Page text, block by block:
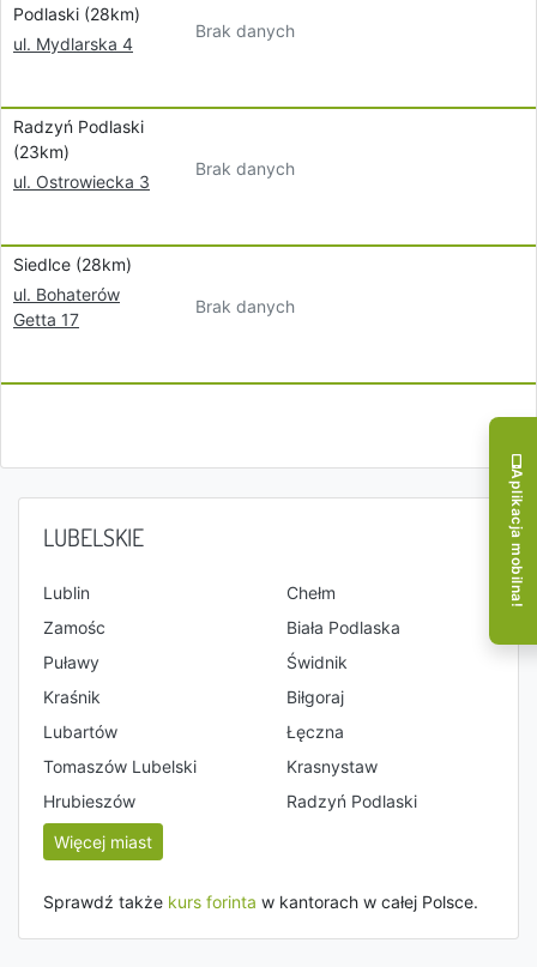
Podlaski (28km)
ul. Mydlarska 4
Brak danych
Radzyń Podlaski
(23km)
ul. Ostrowiecka 3
Brak danych
Siedlce (28km)
ul. Bohaterów
Getta 17
Brak danych
LUBELSKIE
Lublin
Chełm
Zamośc
Biała Podlaska
Puławy
Świdnik
Kraśnik
Biłgoraj
Lubartów
Łęczna
Tomaszów Lubelski
Krasnystaw
Hrubieszów
Radzyń Podlaski
Więcej miast
Sprawdź także kurs forinta w kantorach w całej Polsce.
Aplikacja mobilna!